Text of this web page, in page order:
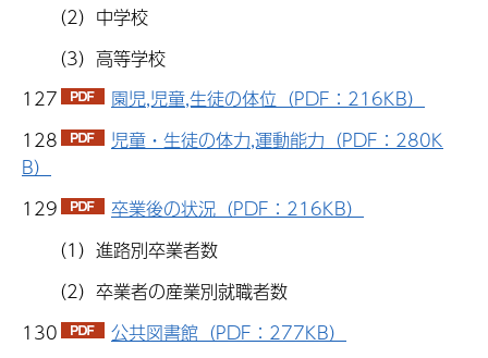
（2）中学校
（3）高等学校
127
園児,児童,生徒の体位（PDF：216KB）
128
児童・生徒の体力,運動能力（PDF：280K
B）
129
卒業後の状況（PDF：216KB）
（1）進路別卒業者数
（2）卒業者の産業別就職者数
130
公共図書館（PDF：277KB）